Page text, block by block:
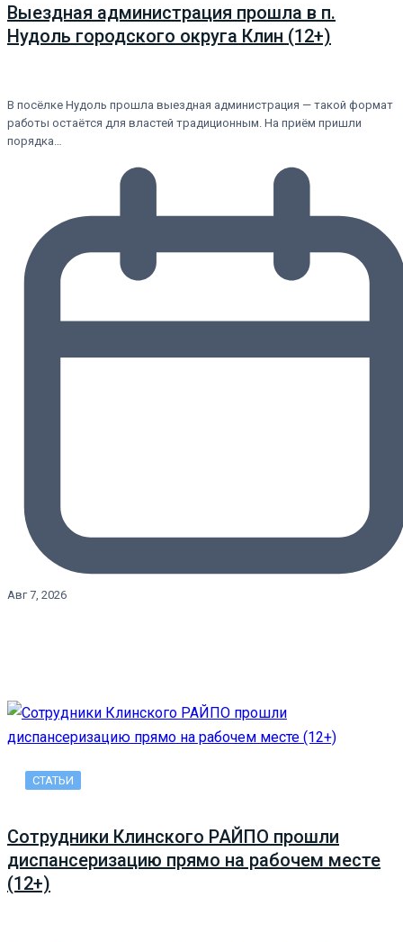
Выездная администрация прошла в п.
Нудоль городского округа Клин (12+)
В посёлке Нудоль прошла выездная администрация — такой формат
работы остаётся для властей традиционным. На приём пришли
порядка…
Авг 7, 2026
СТАТЬИ
Сотрудники Клинского РАЙПО прошли
диспансеризацию прямо на рабочем месте
(12+)